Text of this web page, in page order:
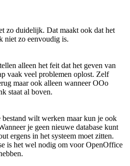
zo duidelijk. Dat maakt ook dat het
niet zo eenvoudig is.
alleen het feit dat het geven van
vaak veel problemen oplost. Zelf
maar ook alleen wanneer OOo
staat al boven.
wilt werken maar kun je ook
je geen nieuwe database kunt
ergens in het systeem moet zitten.
is het wel nodig om voor OpenOffice